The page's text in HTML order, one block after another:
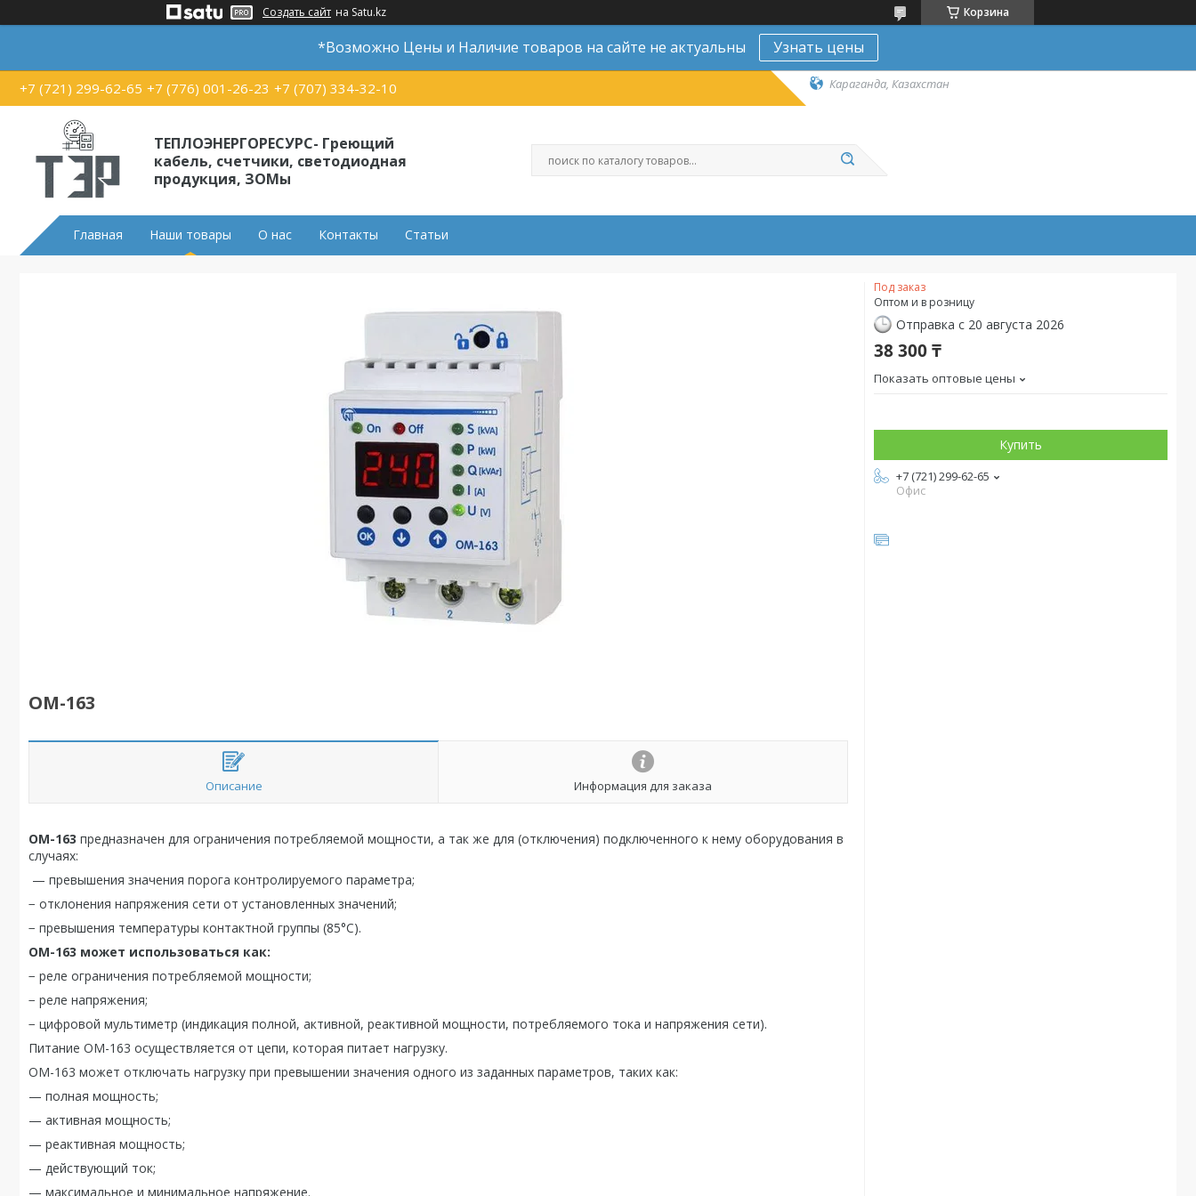
Создать сайт на Satu.kz Корзина
*Возможно Цены и Наличие товаров на сайте не актуальны Узнать цены
+7 (721) 299-62-65 +7 (776) 001-26-23 +7 (707) 334-32-10 Караганда, Казахстан
ТЕПЛОЭНЕРГОРЕСУРС- Греющий
кабель, счетчики, светодиодная
продукция, ЗОМы
Главная Наши товары О нас Контакты Статьи
ОМ-163
Описание Информация для заказа
ОМ-163 предназначен для ограничения потребляемой мощности, а так же для (отключения) подключенного к нему оборудования в
случаях:
— превышения значения порога контролируемого параметра;
− отклонения напряжения сети от установленных значений;
− превышения температуры контактной группы (85°С).
ОМ-163 может использоваться как:
− реле ограничения потребляемой мощности;
− реле напряжения;
− цифровой мультиметр (индикация полной, активной, реактивной мощности, потребляемого тока и напряжения сети).
Питание ОМ-163 осуществляется от цепи, которая питает нагрузку.
ОМ-163 может отключать нагрузку при превышении значения одного из заданных параметров, таких как:
— полная мощность;
— активная мощность;
— реактивная мощность;
— действующий ток;
— максимальное и минимальное напряжение.
Под заказ
Оптом и в розницу
Отправка с 20 августа 2026
38 300 ₸
Показать оптовые цены
Купить
+7 (721) 299-62-65
Офис